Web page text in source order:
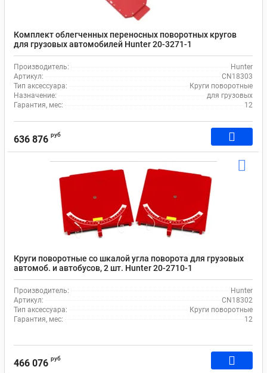
Комплект облегченных переносных поворотных кругов
для грузовых автомобилей Hunter 20-3271-1
Производитель:
Hunter
Артикул:
CN18303
Тип аксессуара:
Круги поворотные
Назначение:
для грузовых
Гарантия, мес:
12
636 876 руб
Круги поворотные со шкалой угла поворота для грузовых
автомоб. и автобусов, 2 шт. Hunter 20-2710-1
Производитель:
Hunter
Артикул:
CN18302
Тип аксессуара:
Круги поворотные
Гарантия, мес:
12
466 076 руб